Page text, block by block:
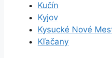
Kučín
Kyjov
Kysucké Nové
Kľačany